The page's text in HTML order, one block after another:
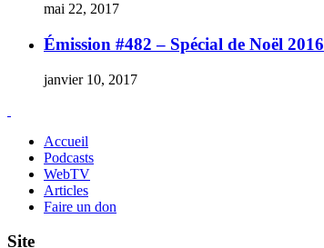
mai 22, 2017
Émission #482 – Spécial de Noël 2016
janvier 10, 2017
Accueil
Podcasts
WebTV
Articles
Faire un don
Site